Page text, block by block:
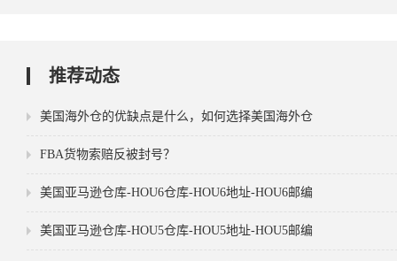
推荐动态
美国海外仓的优缺点是什么，如何选择美国海外仓
FBA货物索赔反被封号？
美国亚马逊仓库-HOU6仓库-HOU6地址-HOU6邮编
美国亚马逊仓库-HOU5仓库-HOU5地址-HOU5邮编